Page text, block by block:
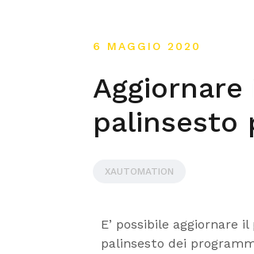
6 MAGGIO 2020
palinsesto
XAUTOMATION
E’ possibile
palinsesto dei